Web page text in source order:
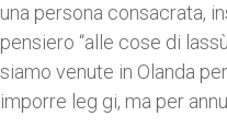
una persona consacrata,
pensiero “alle cose di
siamo venute in Olanda
imporre leg gi, ma per